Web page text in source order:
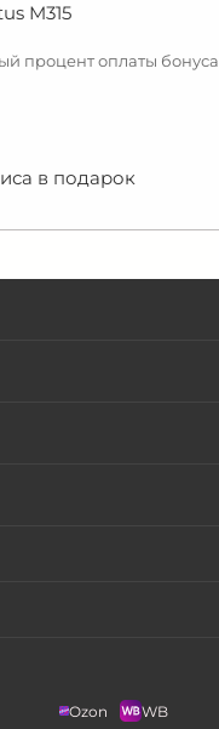
M315
процент оплаты
в подарок
Ozon WB